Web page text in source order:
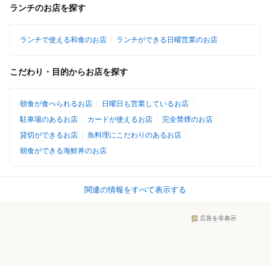
ランチのお店を探す
ランチで使える和食のお店 ランチができる日曜営業のお店
こだわり・目的からお店を探す
朝食が食べられるお店
日曜日も営業しているお店
駐車場のあるお店
カードが使えるお店
完全禁煙のお店
貸切ができるお店
魚料理にこだわりのあるお店
朝食ができる海鮮丼のお店
関連の情報をすべて表示する
広告を非表示